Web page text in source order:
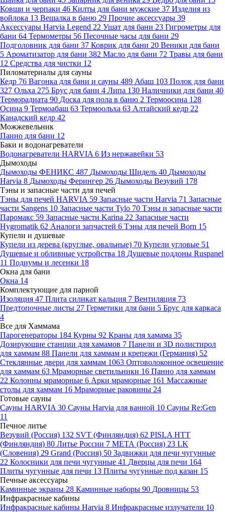
Ковши и черпаки 46 Килты для бани мужские 37 Изделия из
войлока 13 Вешалка в баню 29 Прочие аксессуары 39
Аксессуары Harvia Legend 22 Ушат для бани 23 Гигрометры для
бани 64 Термометры 56 Песочные часы для бани 29
Подголовник для бани 37 Коврик для бани 20 Веники для бани
5 Ароматизатор для бани 382 Масло для бани 72 Травы для бани
12 Средства для чистки 12
Пиломатериалы для сауны
Кедр 76 Вагонка для бани и сауны 489 Абаш 103 Полок для бани
327 Ольха 275 Брус для бани 4 Липа 130 Наличники для бани 40
Терморадиата 90 Доска для пола в баню 2 Термоосина 128
Осина 9 Термоабаш 63 Термоольха 63 Алтайский кедр 22
Канадский кедр 42
Можжевельник
Панно для бани 12
Баки и водонагреватели
Водонагреватели HARVIA 6 Из нержавейки 53
Дымоходы
Дымоходы ФЕНИКС 487 Дымоходы Шидель 40 Дымоходы
Harvia 8 Дымоходы Ферингер 26 Дымоходы Везувий 178
Тэны и запасные части для печей
Тэны для печей HARVIA 59 Запасные части Harvia 71 Запасные
части Sangens 10 Запасные части Tylo 70 Тэны и запасные части
Паромакс 59 Запасные части Karina 22 Запасные части
Hygromatik 62 Аналоги запчастей 6 Тэны для печей Born 15
Купели и душевые
Купели из дерева (круглые, овальные) 70 Купели угловые 51
Душевые и обливные устройства 18 Душевые поддоны Ruspanel
11 Подиумы и лесенки 18
Окна для бани
Окна 14
Комплектующие для парной
Изоляция 47 Плита силикат кальция 7 Вентиляция 73
Предтопочные листы 27 Герметики для бани 5 Брус для каркаса
4
Все для Хаммама
Парогенераторы 184 Курны 92 Краны для хамама 35
Дозирующие станции для хамамов 7 Панели и 3D полистирол
для хаммам 88 Панели для хаммам и крепежи (Германия) 52
Стеклянные двери для хаммам 1063 Оптоволоконное освещение
для хаммам 63 Мраморные светильники 16 Панно для хаммам
22 Колонны мраморные 6 Арки мраморные 161 Массажные
столы для хаммам 16 Мраморные раковины 24
Готовые сауны
Сауны HARVIA 30 Сауны Harvia для ванной 10 Сауны Re:Gen
11
Печное литье
Везувий (Россия) 132 SVT (Финляндия) 62 PISLA HTT
(Финляндия) 80 Литье России 7 МЕТА (Россия) 23 LK
(Словения) 29 Grand (Россия) 50 Задвижки для печи чугунные
22 Колосники для печи чугунные 41 Дверцы для печи 164
Плиты чугунные для печи 13 Плиты чугунные под казан 15
Печные аксессуары
Каминные экраны 28 Каминные наборы 90 Дровницы 53
Инфракрасные кабины
Инфракрасные кабины Harvia 8 Инфракрасные излучатели 10